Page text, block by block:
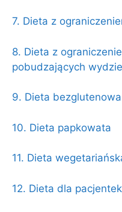
7. Dieta z
8. Dieta z
pobudzających
9. Dieta bezglutenowa
10. Dieta papkowata
11. Dieta
12. Dieta dla